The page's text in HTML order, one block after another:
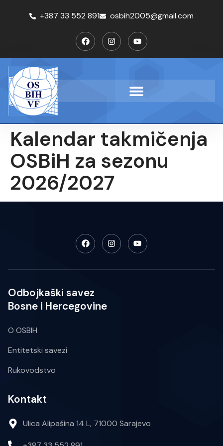
+387 33 552 891 osbih2005@gmail.com
Kalendar takmičenja
OSBiH za sezonu
2026/2027
Odbojkaški savez
Bosne i Hercegovine
O OSBIH
Entitetski savezi
Rukovodstvo
Kontakt
Ulica Alipašina 14 L, 71000 Sarajevo